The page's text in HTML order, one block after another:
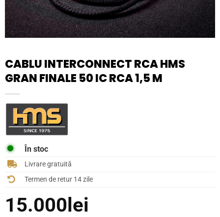
CABLU INTERCONNECT RCA HMS
GRAN FINALE 50 IC RCA 1,5 M
În stoc
Livrare gratuită
Termen de retur 14 zile
15.000lei